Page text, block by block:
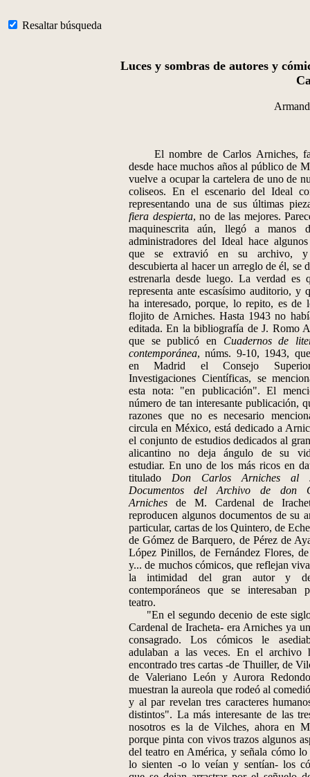
Resaltar búsqueda
Luces y sombras de autores y
El nombre de Carlos Arniches,
desde hace muchos años al público de
vuelve a ocupar la cartelera de uno de
coliseos. En el escenario del Ideal
representando una de sus últimas
fiera despierta, no de las mejores.
maquinescrita aún, llegó a manos
administradores del Ideal hace
que se extravió en su archivo,
descubierta al hacer un arreglo de él, se
estrenarla desde luego. La verdad es
representa ante escasísimo auditorio, y
ha interesado, porque, lo repito, es de
flojito de Arniches. Hasta 1943 no
editada. En la bibliografía de J. Romo
que se publicó en Cuadernos de
contemporánea, núms. 9-10, 1943,
en Madrid el Consejo
Investigaciones Científicas, se
esta nota: "en publicación". El
número de tan interesante publicación,
razones que no es necesario
circula en México, está dedicado a
el conjunto de estudios dedicados al
alicantino no deja ángulo de su
estudiar. En uno de los más ricos en
titulado Don Carlos Arniches al
Documentos del Archivo de don
Arniches de M. Cardenal de
reproducen algunos documentos de su
particular, cartas de los Quintero, de
de Gómez de Barquero, de Pérez de
López Pinillos, de Fernández Flores,
y... de muchos cómicos, que reflejan
la intimidad del gran autor y
contemporáneos que se interesaban
teatro.
"En el segundo decenio de este
Cardenal de Iracheta- era Arniches ya
consagrado. Los cómicos le
adulaban a las veces. En el archivo
encontrado tres cartas -de Thuiller, de
de Valeriano León y Aurora
muestran la aureola que rodeó al
y al par revelan tres caracteres
distintos". La más interesante de las
nosotros es la de Vilches, ahora en
porque pinta con vivos trazos algunos
del teatro en América, y señala cómo
lo sienten -o lo veían y sentían- los